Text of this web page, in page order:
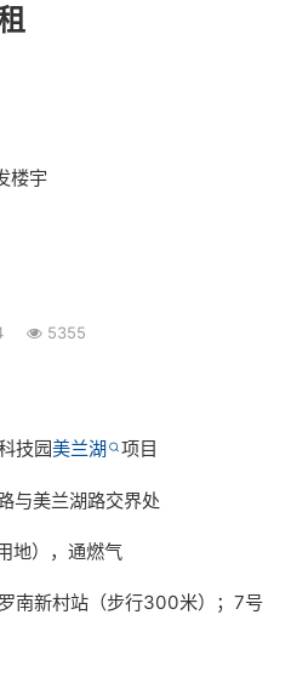
楼宇
5355
技园美兰湖 项目
与美兰湖路交界处
地），通燃气
南新村站（步行300米）；7号